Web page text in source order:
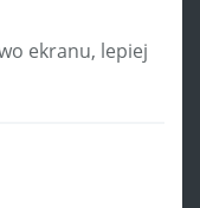
ekranu, lepiej